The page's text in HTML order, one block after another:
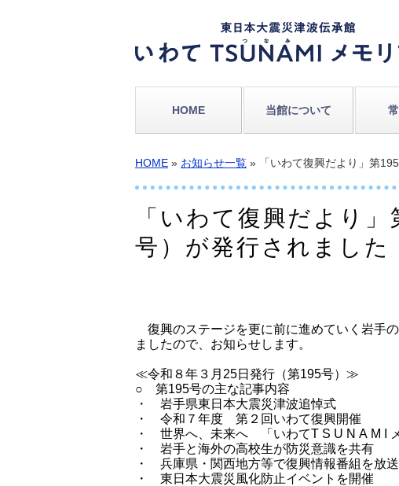
HOME 当館について
HOME » お知らせ一覧 » 「いわて復興だより」第
「いわて復興だより
号）が発行されました
復興のステージを更に前に進めていく岩手
ましたので、お知らせします。
≪令和８年３月25日発行（第195号）≫
○ 第195号の主な記事内容
・ 岩手県東日本大震災津波追悼式
・ 令和７年度 第２回いわて復興開催
・ 世界へ、未来へ 「いわてT S U N A M I メ
・ 岩手と海外の高校生が防災意識を共有
・ 兵庫県・関西地方等で復興情報番組を放送
・ 東日本大震災風化防止イベントを開催